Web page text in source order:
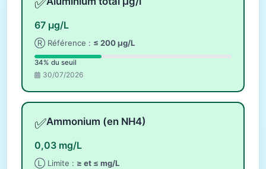
67 µg/L
Ⓡ Référence : ≤ 200 µg/L
34% du seuil
30/07/2026
✅Ammonium (en NH4)
0,03 mg/L
Ⓛ Limite : ≥ et ≤ mg/L